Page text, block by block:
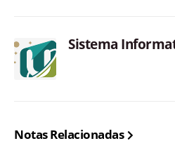
Sistema
Notas Relacionadas